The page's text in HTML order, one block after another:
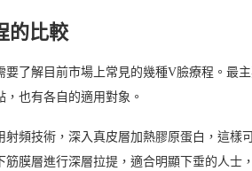
的比較
要了解目前市場上常見的幾種V臉療程。最
，也有各自的適用對象。
射頻技術，深入真皮層加熱膠原蛋白，這
筋膜層進行深層拉提，適合明顯下垂的人士